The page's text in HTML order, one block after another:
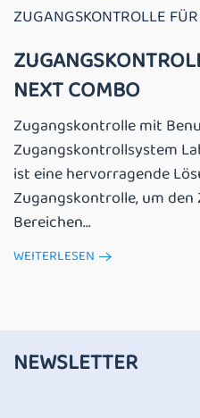
ZUGANGSKONTROLLE
NEXT COMBO
Zugangskontrolle mit
Zugangskontrollsystem
ist eine hervorragende
Zugangskontrolle, um
Bereichen...
WEITERLESEN
NEWSLETTER